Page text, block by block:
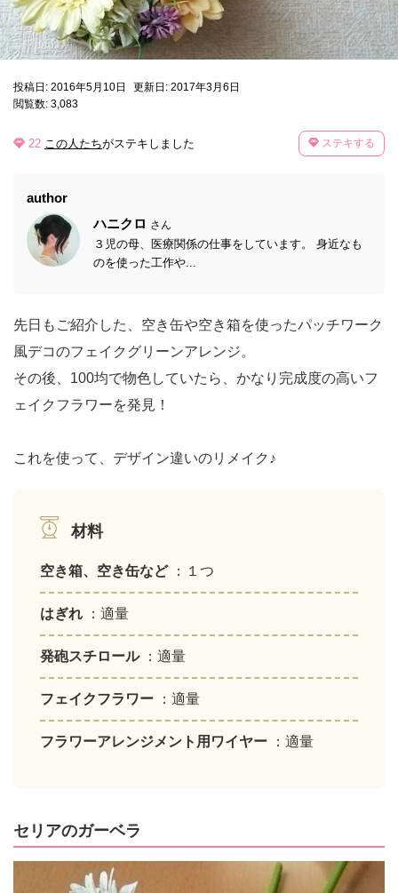
投稿日: 2016年5月10日
更新日: 2017年3月6日
閲覧数: 3,083
22 この人たちがステキしました ステキする
author
ハニクロ さん
３児の母、医療関係の仕事をしています。 身近なも
のを使った工作や...
先日もご紹介した、空き缶や空き箱を使ったパッチワーク
風デコのフェイクグリーンアレンジ。
その後、100均で物色していたら、かなり完成度の高いフ
ェイクフラワーを発見！
これを使って、デザイン違いのリメイク♪
材料
空き箱、空き缶など ：１つ
はぎれ ：適量
発砲スチロール ：適量
フェイクフラワー ：適量
フラワーアレンジメント用ワイヤー ：適量
セリアのガーベラ